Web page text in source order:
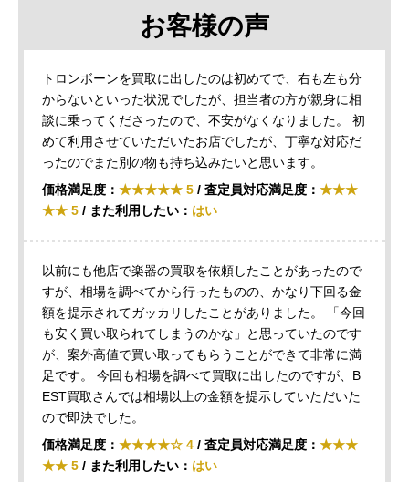
お客様の声
トロンボーンを買取に出したのは初めてで、右も左も分
からないといった状況でしたが、担当者の方が親身に相
談に乗ってくださったので、不安がなくなりました。 初
めて利用させていただいたお店でしたが、丁寧な対応だ
ったのでまた別の物も持ち込みたいと思います。
価格満足度： ★★★★★ 5 / 査定員対応満足度： ★★★
★★ 5 / また利用したい： はい
以前にも他店で楽器の買取を依頼したことがあったので
すが、相場を調べてから行ったものの、かなり下回る金
額を提示されてガッカリしたことがありました。 「今回
も安く買い取られてしまうのかな」と思っていたのです
が、案外高値で買い取ってもらうことができて非常に満
足です。 今回も相場を調べて買取に出したのですが、B
EST買取さんでは相場以上の金額を提示していただいた
ので即決でした。
価格満足度： ★★★★☆ 4 / 査定員対応満足度： ★★★
★★ 5 / また利用したい： はい